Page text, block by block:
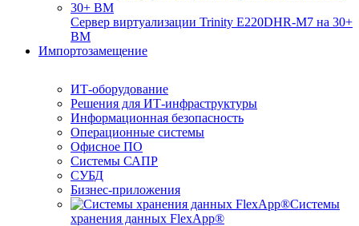
Сервер виртуализации Trinity E220DHR-M7 на 30+
ВМ
Импортозамещение
ИТ-оборудование
Решения для ИТ-инфраструктуры
Информационная безопасность
Операционные системы
Офисное ПО
Системы САПР
СУБД
Бизнес-приложения
Системы
хранения данных FlexApp®